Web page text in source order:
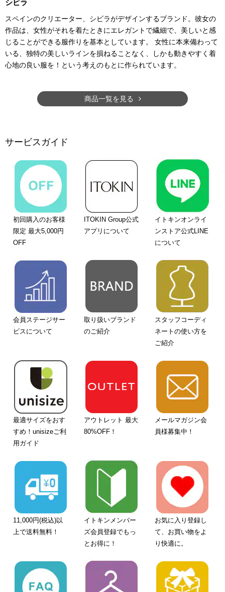
シビラ
スペインのクリエーター、シビラがデザインするブランド。彼女の
作品は、女性がそれを着たときにエレガントで繊細で、美しいと感
じることができる服作りを基本としています。 女性に本来備わって
いる、独特の美しいラインを損ねることなく、しかも動きやすく着
心地の良い服を！という考えのもとに作られています。
商品一覧を見る
サービスガイド
初回購入のお客様
限定 最大5,000円
OFF
ITOKIN Group公式
アプリについて
イトキンオンライ
ンストア公式LINE
について
会員ステージサー
ビスについて
取り扱いブランド
のご紹介
スタッフコーディ
ネートの使い方を
ご紹介
最適サイズをおす
すめ！unisizeご利
用ガイド
アウトレット 最大
80%OFF！
メールマガジン会
員様募集中！
11,000円(税込)以
上で送料無料！
イトキンメンバー
ズ会員登録でもっ
とお得に！
お気に入り登録し
て、お買い物をよ
り快適に。